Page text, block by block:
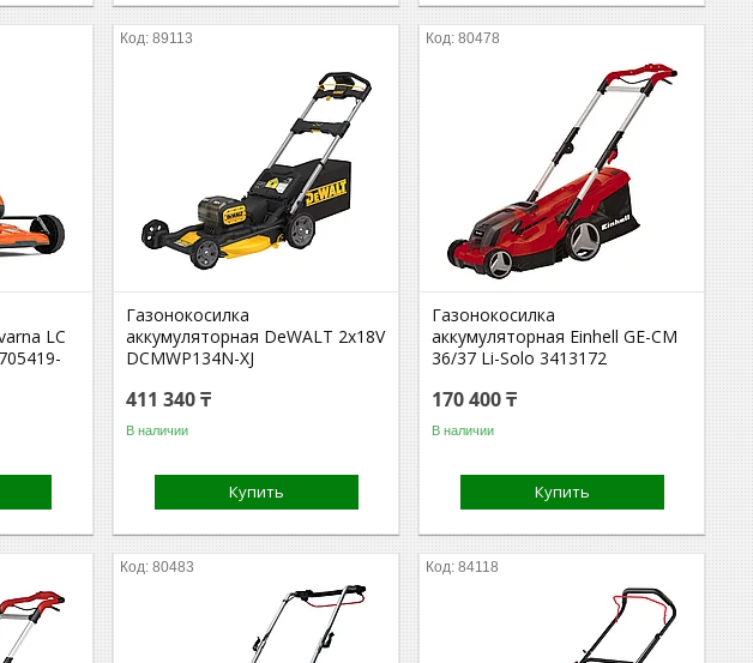
LC
89113
Газонокосилка
аккумуляторная DeWALT 2х18V
DCMWP134N-XJ
411 340 ₸
В наличии
Купить
80478
Газонокосилка
аккумуляторная Einhell GE-CM
36/37 Li-Solo 3413172
170 400 ₸
В наличии
Купить
80483 84118